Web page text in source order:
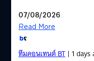
07/08/2026
Read More
ทีมคอนเทนต์ BT| 1 days